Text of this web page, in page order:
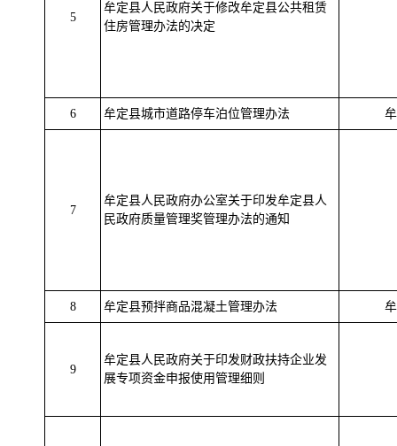
5
牟定县人民政府关于修改牟定县公共租赁
住房管理办法的决定
6 牟定县城市道路停车泊位管理办法
7
牟定县人民政府办公室关于印发牟定县人
民政府质量管理奖管理办法的通知
8 牟定县预拌商品混凝土管理办法
9
牟定县人民政府关于印发财政扶持企业发
展专项资金申报使用管理细则